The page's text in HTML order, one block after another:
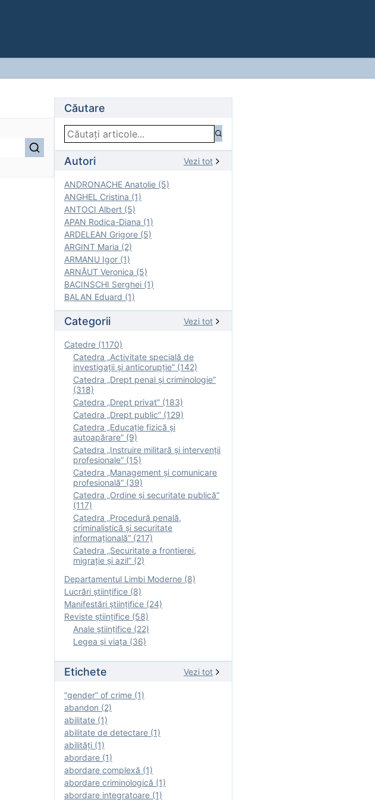
Căutare
Autori Vezi tot
ANDRONACHE Anatolie (5)
ANGHEL Cristina (1)
ANTOCI Albert (5)
APAN Rodica-Diana (1)
ARDELEAN Grigore (5)
ARGINT Maria (2)
ARMANU Igor (1)
ARNĂUT Veronica (5)
BACINSCHI Serghei (1)
BALAN Eduard (1)
Categorii Vezi tot
Catedre (1170)
Catedra „Activitate specială de
investigaţii şi anticorupție” (142)
Catedra „Drept penal și criminologie”
(318)
Catedra „Drept privat” (183)
Catedra „Drept public” (129)
Catedra „Educație fizică şi
autoapărare” (9)
Catedra „Instruire militară şi intervenţii
profesionale” (15)
Catedra „Management și comunicare
profesională” (39)
Catedra „Ordine și securitate publică”
(117)
Catedra „Procedură penală,
criminalistică și securitate
informațională” (217)
Catedra „Securitate a frontierei,
migrație și azil” (2)
Departamentul Limbi Moderne (8)
Lucrări științifice (8)
Manifestări ştiinţifice (24)
Reviste ştiinţifice (58)
Anale ştiinţifice (22)
Legea şi viaţa (36)
Etichete Vezi tot
“gender” of crime (1)
abandon (2)
abilitate (1)
abilitate de detectare (1)
abilităţi (1)
abordare (1)
abordare complexă (1)
abordare criminologică (1)
abordare integratoare (1)